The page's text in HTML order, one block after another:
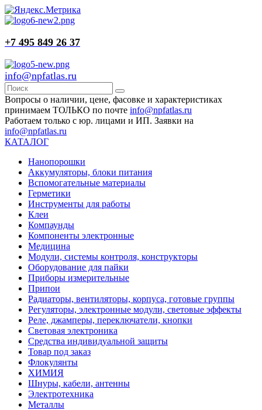
+7 495 849 26 37
info@npfatlas.ru
Вопросы о наличии, цене, фасовке и характеристиках
принимаем ТОЛЬКО по почте info@npfatlas.ru
Работаем только с юр. лицами и ИП. Заявки на
info@npfatlas.ru
КАТАЛОГ
Нанопорошки
Аккумуляторы, блоки питания
Вспомогательные материалы
Герметики
Инструменты для работы
Клеи
Компаунды
Компоненты электронные
Медицина
Модули, системы контроля, конструкторы
Оборудование для пайки
Приборы измерительные
Припои
Радиаторы, вентиляторы, корпуса, готовые группы
Регуляторы, электронные модули, световые эффекты
Реле, джамперы, переключатели, кнопки
Световая электроника
Средства индивидуальной защиты
Товар под заказ
Флокулянты
ХИМИЯ
Шнуры, кабели, антенны
Электротехника
Металлы